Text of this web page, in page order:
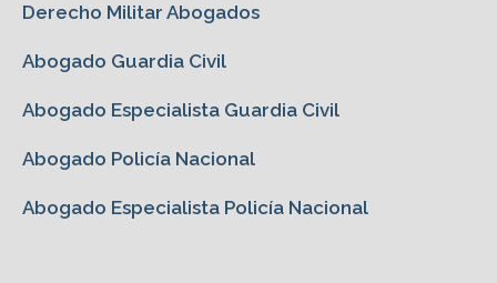
Derecho Militar Abogados
Abogado Guardia Civil
Abogado Especialista Guardia Civil
Abogado Policía Nacional
Abogado Especialista Policía Nacional